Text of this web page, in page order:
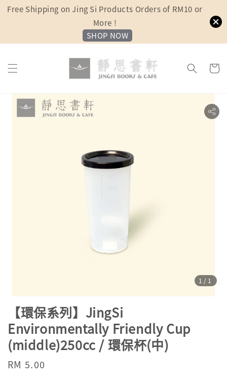
Free Shipping on Jing Si Products Orders of RM10 or
More !
SHOP NOW
1 /1
【環保系列】JingSi
Environmentally Friendly Cup
(middle)250cc / 環保杯(中)
Regular
RM 5.00